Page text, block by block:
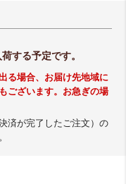
する予定です。
る場合、お届け先地域に
ございます。お急ぎの場
済が完了したご注文）の